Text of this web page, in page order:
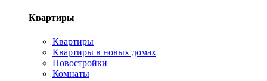
Квартиры
Квартиры
Квартиры в новых домах
Новостройки
Комнаты